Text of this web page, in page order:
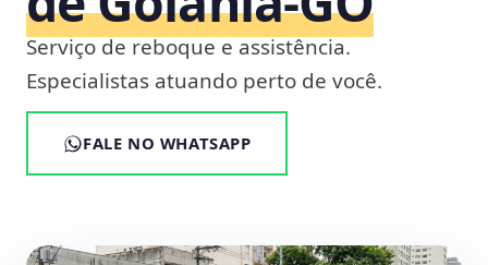
Serviço de reboque e assistência.
Especialistas atuando perto de você.
FALE NO WHATSAPP